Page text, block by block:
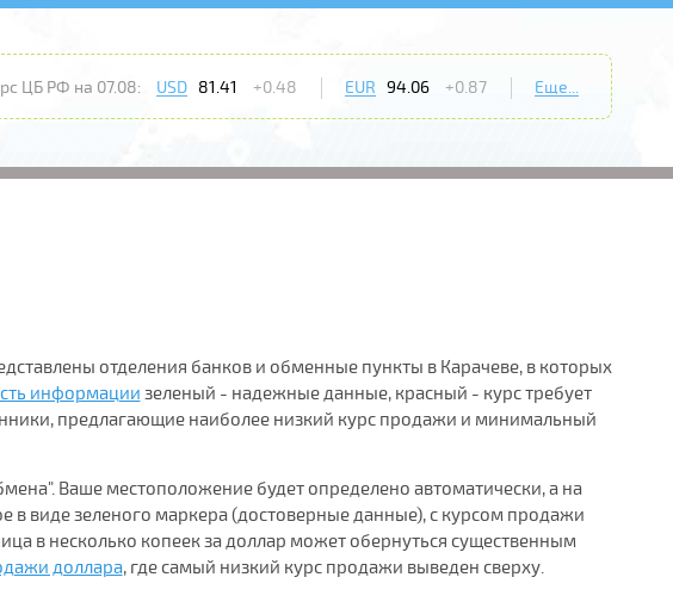
ЦБ РФ на 07.08: USD 81.41 +0.48 EUR 94.06 +0.87 Еще...
отделения банков и обменные пункты в Карачеве, в которых
информации зеленый - надежные данные, красный - курс требует
предлагающие наиболее низкий курс продажи и минимальный
Ваше местоположение будет определено автоматически, а на
в виде зеленого маркера (достоверные данные), с курсом продажи
в несколько копеек за доллар может обернуться существенным
доллара, где самый низкий курс продажи выведен сверху.